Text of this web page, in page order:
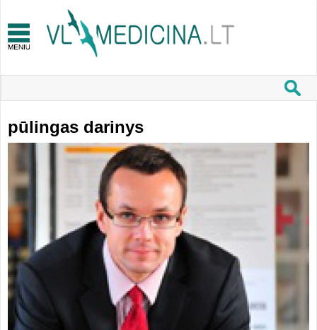
pūlingas darinys